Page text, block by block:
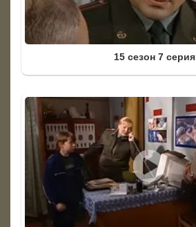
15 сезон 7 серия